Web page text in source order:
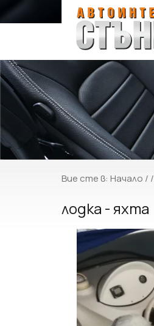
Вие сте в: Начало / /
лодка - яхта